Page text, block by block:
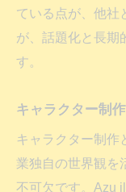
ている点が、他社
が、話題化と長期
す。
キャラクター制
キャラクター制作
業独自の世界観を
不可欠です。Azu